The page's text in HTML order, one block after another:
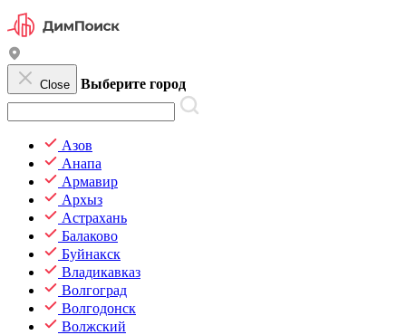
Close Выберите город
Азов
Анапа
Армавир
Архыз
Астрахань
Балаково
Буйнакск
Владикавказ
Волгоград
Волгодонск
Волжский